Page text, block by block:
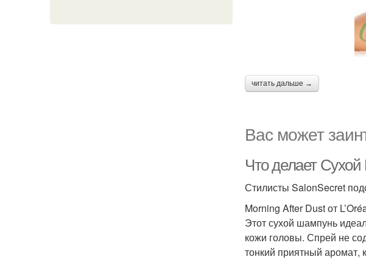
читать дальше →
Вас может
Что делает
Стилисты SalonSecret
Morning After Dust от
Этот сухой шампунь
кожи головы. Спрей не
тонкий приятный аромат,